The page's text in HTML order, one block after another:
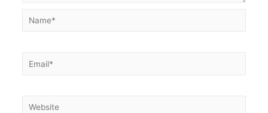
Name*
Email*
Website